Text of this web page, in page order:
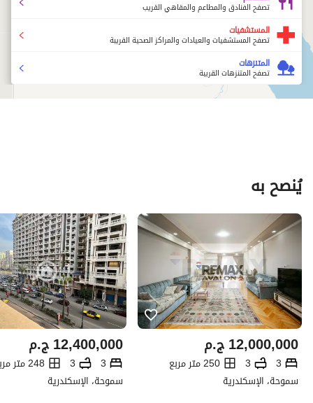
تصفح الفنادق والمطاعم والمقاهي القريب
المستشفيات
تصفح المستشفيات والعيادات والمراكز الصحية القريبة
المتنزهات
تصفح المتنزهات القريبة
يُنصح به
ج.م12,000,000
3
3
250 متر مربع
سموحة، الإسكندرية
ج.م12,400,000
3
3
248 متر مربع
سموحة، الإسكندرية